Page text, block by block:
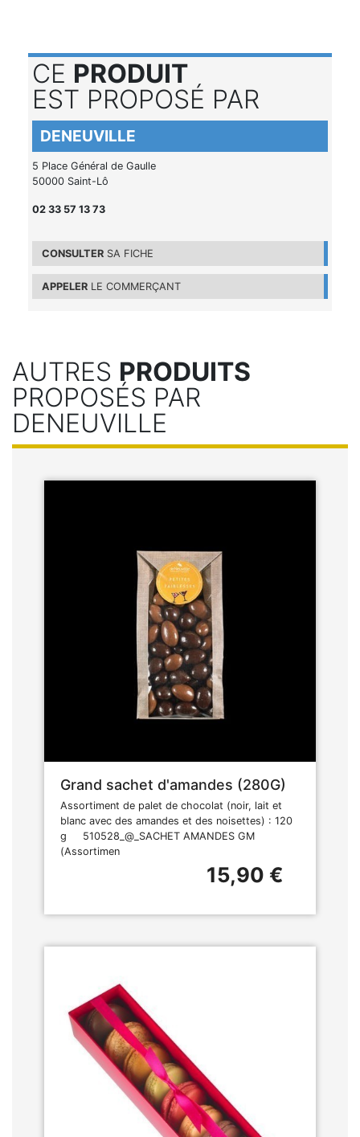
CE PRODUIT
EST PROPOSÉ PAR
DENEUVILLE
5 Place Général de Gaulle
50000 Saint-Lô
02 33 57 13 73
CONSULTER SA FICHE
APPELER LE COMMERÇANT
AUTRES PRODUITS
PROPOSÉS PAR
DENEUVILLE
Grand sachet d'amandes (280G)
Assortiment de palet de chocolat (noir, lait et
blanc avec des amandes et des noisettes) : 120
g 510528_@_SACHET AMANDES GM
(Assortimen
15,90 €